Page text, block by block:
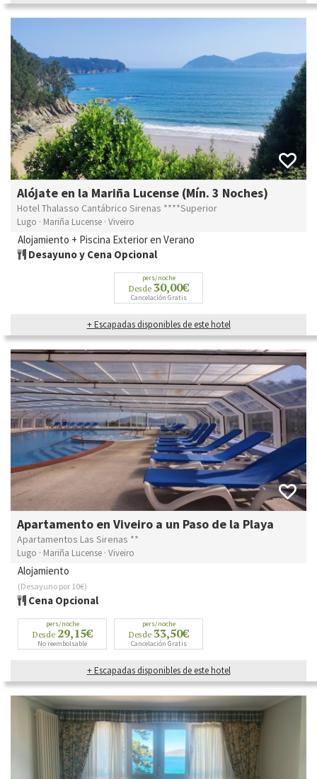
Alójate en la Mariña Lucense (Mín. 3 Noches)
Hotel Thalasso Cantábrico Sirenas ****Superior
Lugo · Mariña Lucense · Viveiro
Alojamiento + Piscina Exterior en Verano
Desayuno y Cena Opcional
pers/noche
Desde 30,00€
Cancelación Gratis
+ Escapadas disponibles de este hotel
Apartamento en Viveiro a un Paso de la Playa
Apartamentos Las Sirenas **
Lugo · Mariña Lucense · Viveiro
Alojamiento
(Desayuno por 10€)
Cena Opcional
pers/noche
Desde 29,15€
No reembolsable
pers/noche
Desde 33,50€
Cancelación Gratis
+ Escapadas disponibles de este hotel